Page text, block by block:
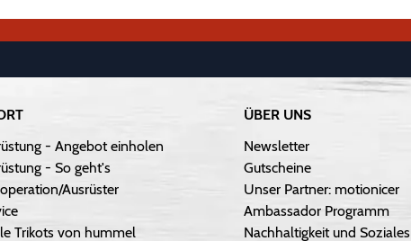
- Angebot einholen
- So geht's
Ausrüster
Trikots von hummel
ÜBER UNS
Newsletter
Gutscheine
Unser Partner: motionicer
Ambassador Programm
Nachhaltigkeit und Soziales